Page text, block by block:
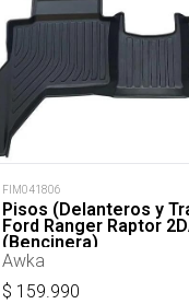
FIM041806
Pisos (Delanteros y
Ford Ranger Raptor
(Bencinera)
Awka
$ 159.990